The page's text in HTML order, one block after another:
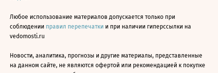
Любое использование материалов допускается только при
соблюдении правил перепечатки и при наличии гиперссылки на
vedomosti.ru
Новости, аналитика, прогнозы и другие материалы, представленные
на данном сайте, не являются офертой или рекомендацией к покупке